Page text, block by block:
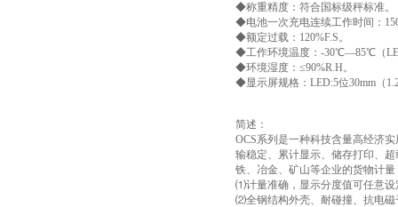
◆称重精度：符合国标级秤标准。
◆电池一次充电连续工作时间：
◆额定过载：120%F.S。
◆工作环境温度：-30℃—85℃（
◆环境湿度：≤90%R.H。
◆显示屏规格：LED:5位30mm（
简述：
OCS系列是一种科技含量高经济
输稳定、累计显示、储存打印、
铁、冶金、矿山等企业的货物计量
⑴计量准确，显示分度值可任意设
⑵全钢结构外壳、耐碰撞、抗电磁